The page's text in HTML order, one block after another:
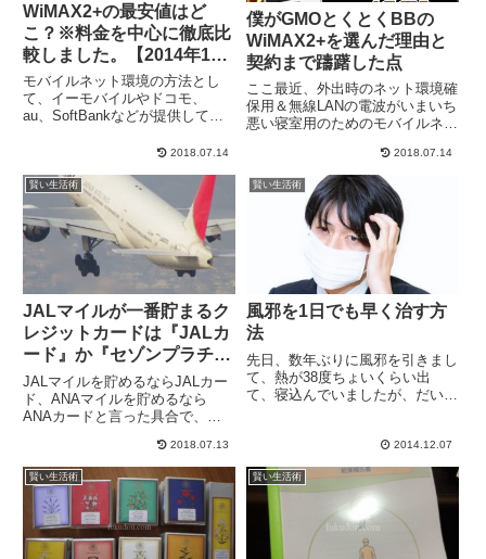
WiMAX2+の最安値はど
こ？※料金を中心に徹底比
較しました。【2014年11
月版】
モバイルネット環境の方法とし
て、イーモバイルやドコモ、
au、SoftBankなどが提供してい
用したサービスと、UQ WiMAX
るWiMAXがありますね。僕は現
在、WiMAX2+の...
2018.07.14
僕がGMOとくとくBBの
WiMAX2+を選んだ理由と
契約まで躊躇した点
ここ最近、外出時のネット環境確
保用＆無線LANの電波がいまいち
悪い寝室用のためのモバイルネッ
ックス）の契約を検討していまし
た。で、現在、BIGLOBEの格安
SIMカードをSIMフリーiPhone5s
に使ってい...
2018.07.14
賢い生活術
JALマイルが一番貯まるク
レジットカードは『JALカ
ード』か『セゾンプラチナ
アメックス』か？
JALマイルを貯めるならJALカー
ド、ANAマイルを貯めるなら
ANAカードと言った具合で、マ
いマイルの航空会社のクレジット
カードを持つのが王道です。実
際、JALマイラーにとってJALカ
ードはJALマイルを貯めや...
2018.07.13
賢い生活術
風邪を1日でも早く治す方
法
先日、数年ぶりに風邪を引きまし
て、熱が38度ちょいくらい出
て、寝込んでいましたが、だいた
うのもあるでしょうが、風邪はひ
いてからの対応次第ですぐに治っ
たり、ずるずると長引いたりしま
す...
2014.12.07
賢い生活術 賢い生活術